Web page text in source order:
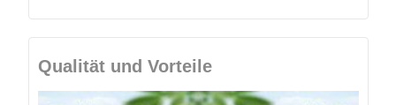
Qualität und Vorteile